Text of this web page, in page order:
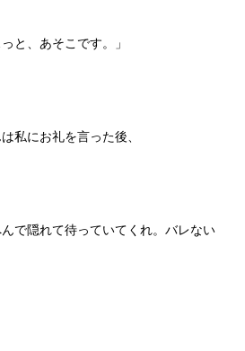
と、あそこです。」
私にお礼を言った後、
んで隠れて待っていてくれ。バレない